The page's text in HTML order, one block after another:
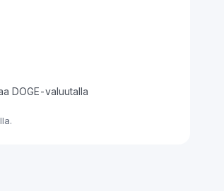
DOGE-valuutalla